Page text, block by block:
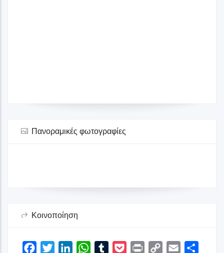
Δήμος Πύργου
Πανοραμικές φωτογραφίες
Κοινοποίηση
FacebookTwitterLinkedInWhatsAppTumblrPocketPrint
Copy
Email